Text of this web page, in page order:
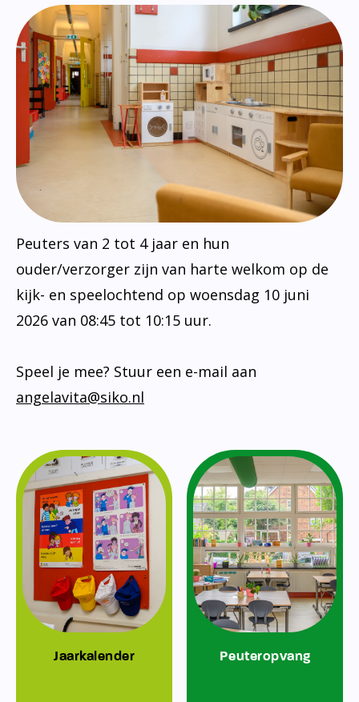
Peuters van 2 tot 4 jaar en hun
ouder/verzorger zijn van harte welkom op de
kijk- en speelochtend op woensdag 10 juni
2026 van 08:45 tot 10:15 uur.
Speel je mee? Stuur een e-mail aan
angelavita@siko.nl
Jaarkalender Peuteropvang